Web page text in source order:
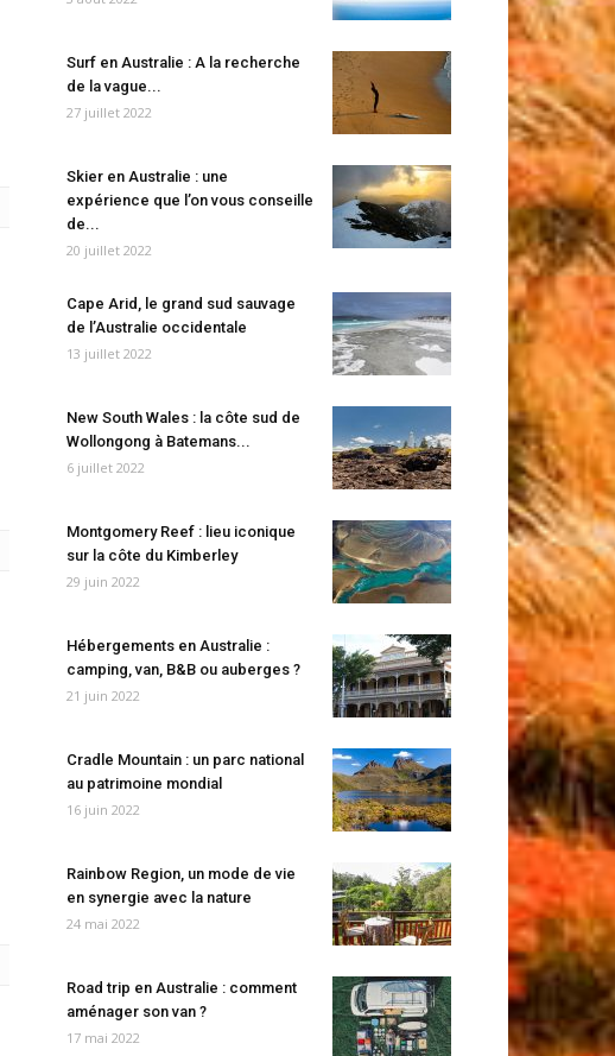
Surf en Australie : A la recherche
de la vague...
27 juillet 2022
Skier en Australie : une
expérience que l’on vous conseille
de...
20 juillet 2022
Cape Arid, le grand sud sauvage
de l’Australie occidentale
13 juillet 2022
New South Wales : la côte sud de
Wollongong à Batemans...
6 juillet 2022
Montgomery Reef : lieu iconique
sur la côte du Kimberley
29 juin 2022
Hébergements en Australie :
camping, van, B&B ou auberges ?
21 juin 2022
Cradle Mountain : un parc national
au patrimoine mondial
16 juin 2022
Rainbow Region, un mode de vie
en synergie avec la nature
24 mai 2022
Road trip en Australie : comment
aménager son van ?
17 mai 2022